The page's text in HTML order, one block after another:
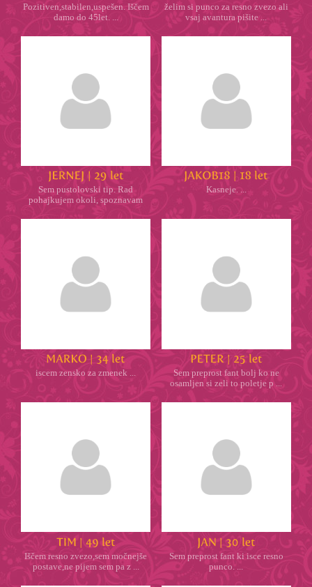
Pozitiven,stabilen,uspešen. Iščem
damo do 45let. ...
želim si punco za resno zvezo ali
vsaj avantura pišite ...
Sem pustolovski tip. Rad
pohajkujem okoli, spoznavam
kraje i ...
Kasneje. ...
iscem zensko za zmenek ...
Sem preprost fant bolj ko ne
osamljen si zeli to poletje p ...
Iščem resno zvezo,sem močnejše
postave,ne pijem sem pa z ...
Sem preprost fant ki isce resno
punco. ...